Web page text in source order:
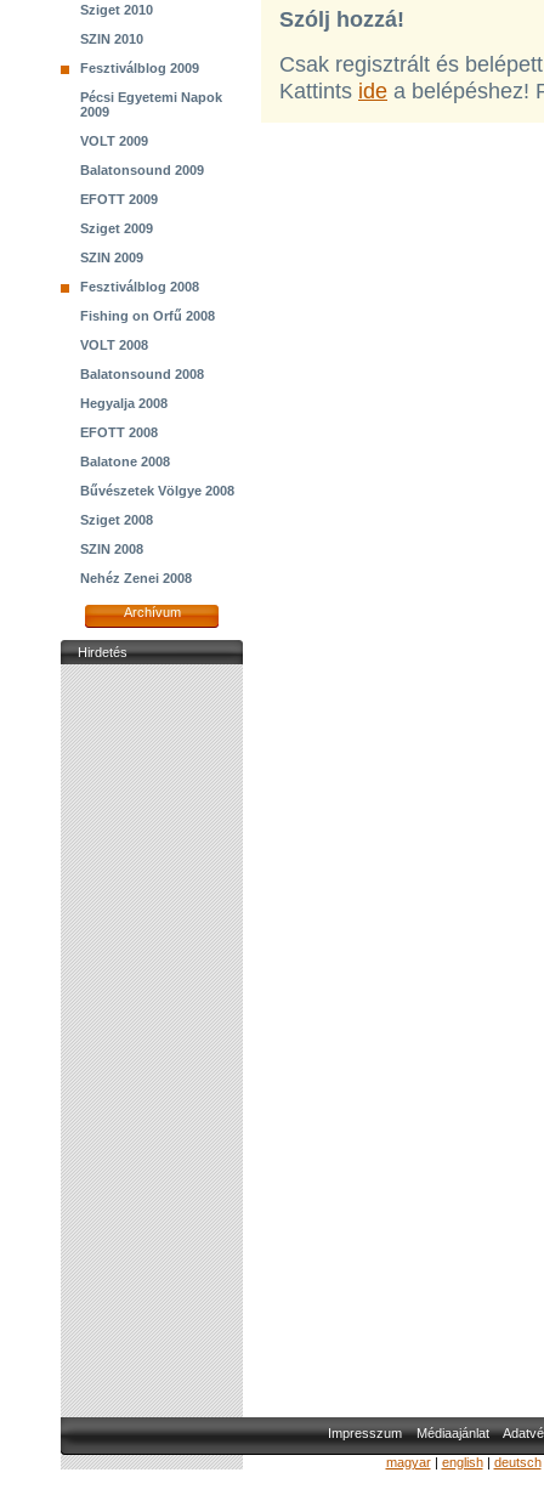
Sziget 2010
SZIN 2010
Fesztiválblog 2009
Pécsi Egyetemi Napok
2009
VOLT 2009
Balatonsound 2009
EFOTT 2009
Sziget 2009
SZIN 2009
Fesztiválblog 2008
Fishing on Orfű 2008
VOLT 2008
Balatonsound 2008
Hegyalja 2008
EFOTT 2008
Balatone 2008
Bűvészetek Völgye 2008
Sziget 2008
SZIN 2008
Nehéz Zenei 2008
Archívum
Hirdetés
Szólj hozzá!
Csak regisztrált és
Kattints ide a belépéshez!
Impresszum Médiaajánlat
magyar| english| deutsch